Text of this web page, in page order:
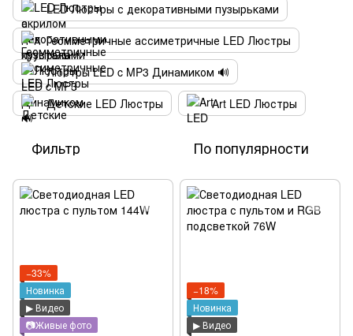
LED Люстры с декоративными пузырьками
Геомметричные ассиметричные LED Люстры
Люстры LED c MP3 Динамиком 🔊
Детские LED Люстры
Art LED Люстры
Фильтр По популярности
−33%
Новинка
▶ Видео
📷Живые фото
−18%
Новинка
▶ Видео